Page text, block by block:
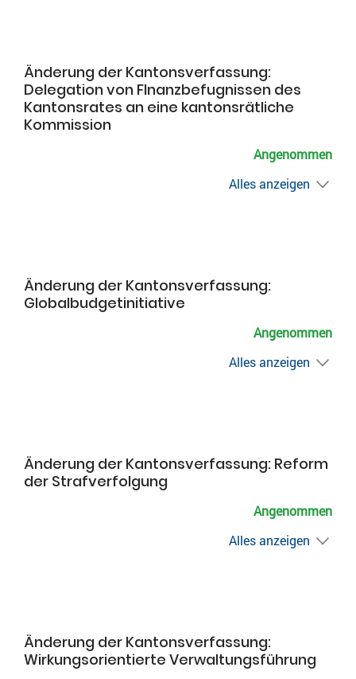
Änderung der Kantonsverfassung:
Delegation von FInanzbefugnissen des
Kantonsrates an eine kantonsrätliche
Kommission
Angenommen
Alles anzeigen
Änderung der Kantonsverfassung:
Globalbudgetinitiative
Angenommen
Alles anzeigen
Änderung der Kantonsverfassung: Reform
der Strafverfolgung
Angenommen
Alles anzeigen
Änderung der Kantonsverfassung:
Wirkungsorientierte Verwaltungsführung